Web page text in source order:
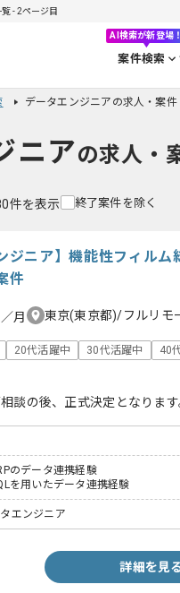
- 2ページ目
AI検索が新登場！
案件検索
データエンジニアの求人・案件
ニアの求人・
件を表示 終了案件を除く
ジニア】機能性フィル
件
／月 東京(東京都)/フルリモ
20代活躍中 30代活躍中 40
談の後、正式決定となります
のデータ連携経験
を用いたデータ連携経験
エンジニア
詳細を見